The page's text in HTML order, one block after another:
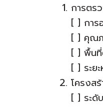
การตร
[ ] การ
[ ] คุณภ
[ ] พื้นที่
[ ] ระย
โครงส
[ ] ระดั